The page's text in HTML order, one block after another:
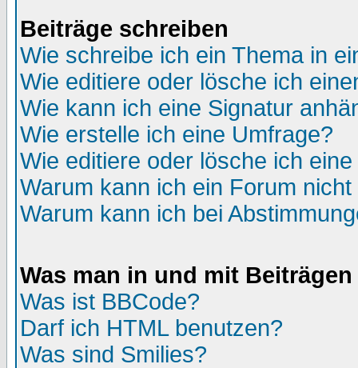
Beiträge schreiben
Wie schreibe ich ein Thema in
Wie editiere oder lösche ich
Wie kann ich eine Signatur
Wie erstelle ich eine Umfrage?
Wie editiere oder lösche ich
Warum kann ich ein Forum
Warum kann ich bei
Was man in und mit
Was ist BBCode?
Darf ich HTML benutzen?
Was sind Smilies?